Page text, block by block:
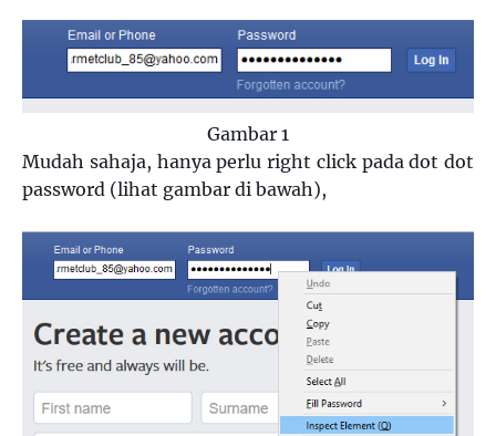
Gambar 1
Mudah sahaja, hanya perlu right click pada dot dot
password (lihat gambar di bawah),